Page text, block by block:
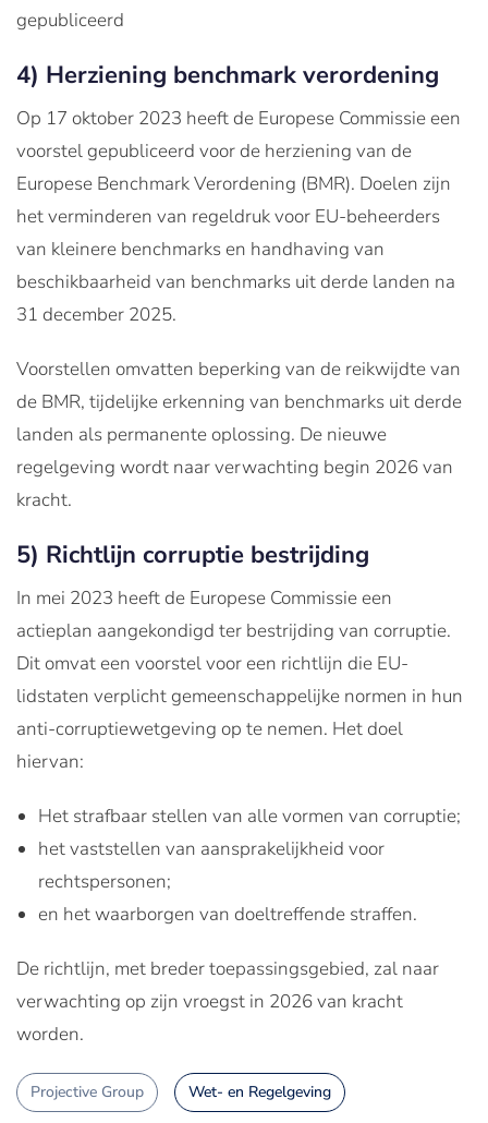
gepubliceerd
4) Herziening benchmark verordening
Op 17 oktober 2023 heeft de Europese Commissie een
voorstel gepubliceerd voor de herziening van de
Europese Benchmark Verordening (BMR). Doelen zijn
het verminderen van regeldruk voor EU-beheerders
van kleinere benchmarks en handhaving van
beschikbaarheid van benchmarks uit derde landen na
31 december 2025.
Voorstellen omvatten beperking van de reikwijdte van
de BMR, tijdelijke erkenning van benchmarks uit derde
landen als permanente oplossing. De nieuwe
regelgeving wordt naar verwachting begin 2026 van
kracht.
5) Richtlijn corruptie bestrijding
In mei 2023 heeft de Europese Commissie een
actieplan aangekondigd ter bestrijding van corruptie.
Dit omvat een voorstel voor een richtlijn die EU-
lidstaten verplicht gemeenschappelijke normen in hun
anti-corruptiewetgeving op te nemen. Het doel
hiervan:
Het strafbaar stellen van alle vormen van corruptie;
het vaststellen van aansprakelijkheid voor
rechtspersonen;
en het waarborgen van doeltreffende straffen.
De richtlijn, met breder toepassingsgebied, zal naar
verwachting op zijn vroegst in 2026 van kracht
worden.
Projective Group Wet- en Regelgeving